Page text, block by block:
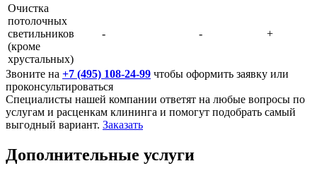
Очистка
потолочных
светильников
(кроме
хрустальных)
- - +
Звоните на +7 (495) 108-24-99 чтобы оформить заявку или
проконсультироваться
Специалисты нашей компании ответят на любые вопросы по
услугам и расценкам клининга и помогут подобрать самый
выгодный вариант. Заказать
Дополнительные услуги